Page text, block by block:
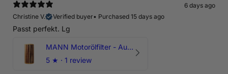
6 days ago
Christine V.
Verified buyer• Purchased 15 days ago
Passt perfekt. Lg
MANN Motorölfilter - Audi RS3 TTRS RSQ3 VZ5 - DAZ DNW
5 ★ · 1 review